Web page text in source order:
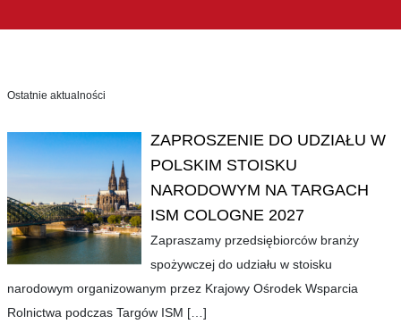
Ostatnie aktualności
ZAPROSZENIE DO UDZIAŁU W
POLSKIM STOISKU
NARODOWYM NA TARGACH
ISM COLOGNE 2027
Zapraszamy przedsiębiorców branży
spożywczej do udziału w stoisku
narodowym organizowanym przez Krajowy Ośrodek Wsparcia
Rolnictwa podczas Targów ISM […]